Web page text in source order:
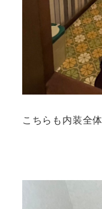
こちらも内装全